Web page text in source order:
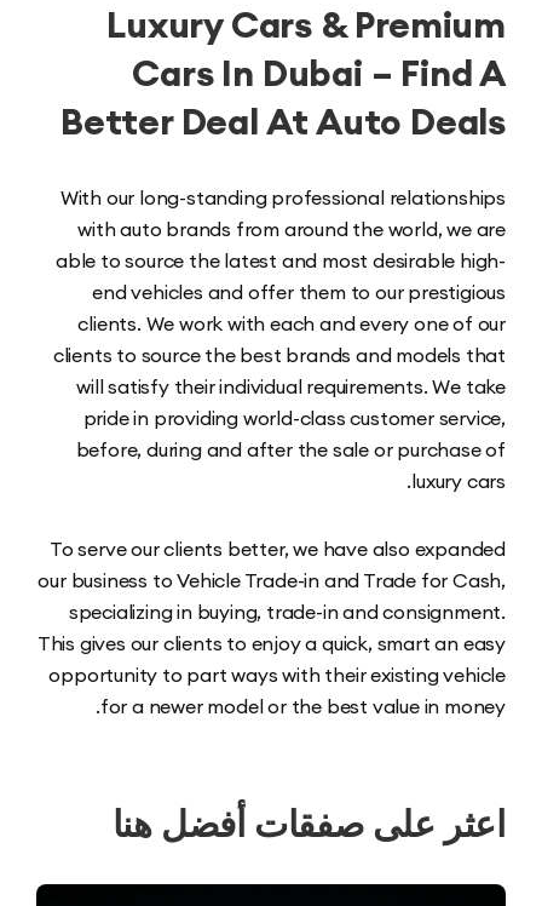
Luxury Cars &
Cars In Dubai –
Better Deal At Auto
With our long-standing professional
with auto brands from around the world,
able to source the latest and most desirable
end vehicles and offer them to our
clients. We work with each and every one
clients to source the best brands and
will satisfy their individual requirements.
pride in providing world-class customer
before, during and after the sale or
To serve our clients better, we have also
our business to Vehicle Trade-in and Trade for
specializing in buying, trade-in and
This gives our clients to enjoy a quick, smart an
opportunity to part ways with their existing
for a newer model or the best value in
على صفقات أفضل هنا